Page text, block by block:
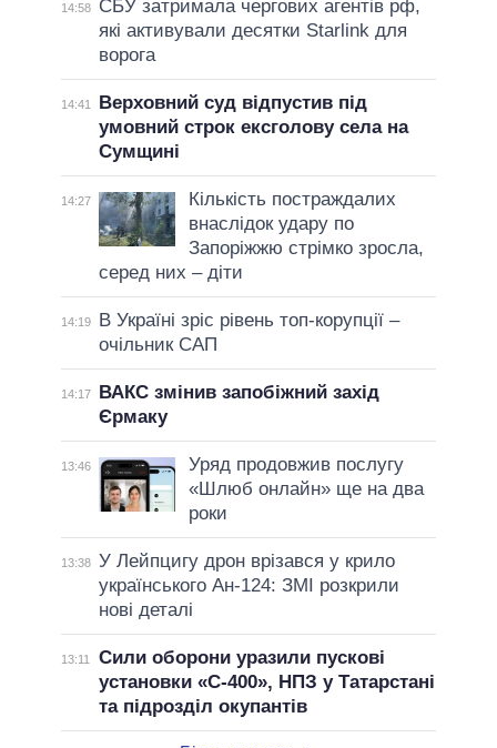
14:58
СБУ затримала чергових агентів рф,
які активували десятки Starlink для
ворога
14:41
Верховний суд відпустив під
умовний строк ексголову села на
Сумщині
14:27
Кількість постраждалих
внаслідок удару по
Запоріжжю стрімко зросла,
серед них – діти
14:19
В Україні зріс рівень топ-корупції –
очільник САП
14:17
ВАКС змінив запобіжний захід
Єрмаку
13:46
Уряд продовжив послугу
«Шлюб онлайн» ще на два
роки
13:38 У Лейпцигу дрон врізався у крило
українського Ан-124: ЗМІ розкрили
нові деталі
13:11
Сили оборони уразили пускові
установки «С-400», НПЗ у Татарстані
та підрозділ окупантів